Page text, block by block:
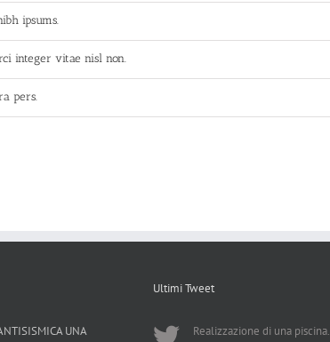
ipsums.
integer vitae nisl non.
pers.
UNA
Ultimi Tweet
Realizzazione di una piscina.